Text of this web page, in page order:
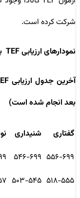
شرکت کرده است.
نمودارهای ارزیابی TEF برای مهاجرت به کانادا
بعد انجام شده است)
گفتاری شنیداری
۵۵۶-۶۹۹ ۵۴۶-۶۹۹
۵۱۸-۵۵۵
۵۰۳-۵۴۵